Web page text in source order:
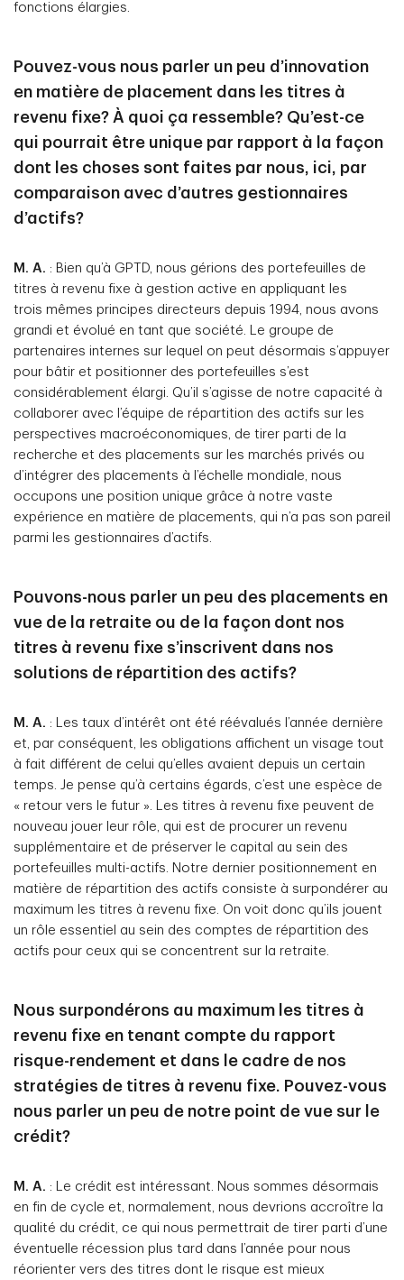
fonctions élargies.
Pouvez-vous nous parler un peu d’innovation
en matière de placement dans les titres à
revenu fixe? À quoi ça ressemble? Qu’est-ce
qui pourrait être unique par rapport à la façon
dont les choses sont faites par nous, ici, par
comparaison avec d’autres gestionnaires
d’actifs?
M. A. : Bien qu’à GPTD, nous gérions des portefeuilles de
titres à revenu fixe à gestion active en appliquant les
trois mêmes principes directeurs depuis 1994, nous avons
grandi et évolué en tant que société. Le groupe de
partenaires internes sur lequel on peut désormais s’appuyer
pour bâtir et positionner des portefeuilles s’est
considérablement élargi. Qu’il s’agisse de notre capacité à
collaborer avec l’équipe de répartition des actifs sur les
perspectives macroéconomiques, de tirer parti de la
recherche et des placements sur les marchés privés ou
d’intégrer des placements à l’échelle mondiale, nous
occupons une position unique grâce à notre vaste
expérience en matière de placements, qui n’a pas son pareil
parmi les gestionnaires d’actifs.
Pouvons-nous parler un peu des placements en
vue de la retraite ou de la façon dont nos
titres à revenu fixe s’inscrivent dans nos
solutions de répartition des actifs?
M. A. : Les taux d’intérêt ont été réévalués l’année dernière
et, par conséquent, les obligations affichent un visage tout
à fait différent de celui qu’elles avaient depuis un certain
temps. Je pense qu’à certains égards, c’est une espèce de
« retour vers le futur ». Les titres à revenu fixe peuvent de
nouveau jouer leur rôle, qui est de procurer un revenu
supplémentaire et de préserver le capital au sein des
portefeuilles multi-actifs. Notre dernier positionnement en
matière de répartition des actifs consiste à surpondérer au
maximum les titres à revenu fixe. On voit donc qu’ils jouent
un rôle essentiel au sein des comptes de répartition des
actifs pour ceux qui se concentrent sur la retraite.
Nous surpondérons au maximum les titres à
revenu fixe en tenant compte du rapport
risque-rendement et dans le cadre de nos
stratégies de titres à revenu fixe. Pouvez-vous
nous parler un peu de notre point de vue sur le
crédit?
M. A. : Le crédit est intéressant. Nous sommes désormais
en fin de cycle et, normalement, nous devrions accroître la
qualité du crédit, ce qui nous permettrait de tirer parti d’une
éventuelle récession plus tard dans l’année pour nous
réorienter vers des titres dont le risque est mieux